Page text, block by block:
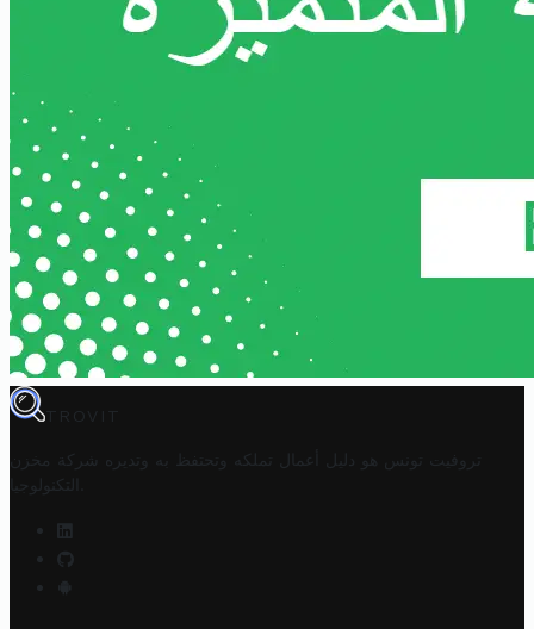
TROVIT
تروفيت تونس هو دليل أعمال تملكه وتحتفظ به وتديره
شركة مخزن
التكنولوجيا